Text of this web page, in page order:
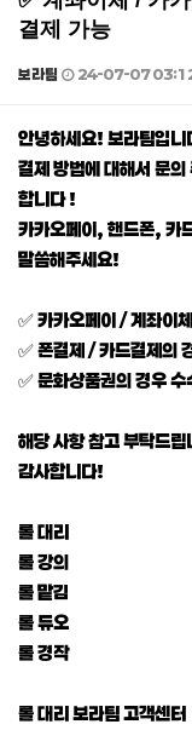
결제 가능
보라팀 24-07-07
본문
안녕하세요! 보라팀입
결제 방법에 대해서 문
합니다 !
카카오페이, 핸드폰, 카
말씀해주세요!
✅ 카카오페이 / 계좌이
✅ 폰결제 / 카드결제의
✅ 문화상품권의 경우
해당 사항 참고 부탁드립
감사합니다!
롤 대리
롤 강의
롤 맡김
롤 듀오
롤 경작
롤 대리 보라팀 고객센터